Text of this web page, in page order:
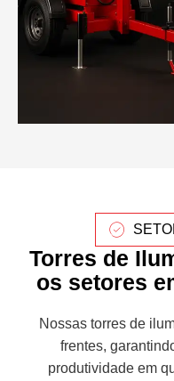
Torres de
os setores
Nossas torres de
frentes,
produtividade em